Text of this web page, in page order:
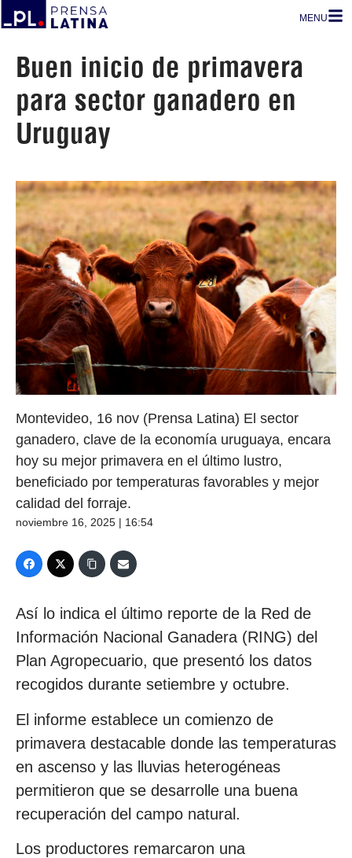
MENU
Buen inicio de primavera
para sector ganadero en
Uruguay
Montevideo, 16 nov (Prensa Latina) El sector
ganadero, clave de la economía uruguaya, encara
hoy su mejor primavera en el último lustro,
beneficiado por temperaturas favorables y mejor
calidad del forraje.
noviembre 16, 2025 | 16:54
Así lo indica el último reporte de la Red de
Información Nacional Ganadera (RING) del
Plan Agropecuario, que presentó los datos
recogidos durante setiembre y octubre.
El informe establece un comienzo de
primavera destacable donde las temperaturas
en ascenso y las lluvias heterogéneas
permitieron que se desarrolle una buena
recuperación del campo natural.
Los productores remarcaron una